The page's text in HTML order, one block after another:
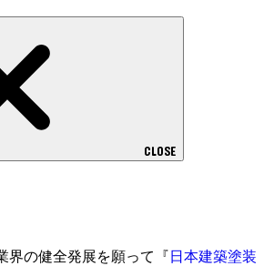
CLOSE
界の健全発展を願って『 日本建築塗装